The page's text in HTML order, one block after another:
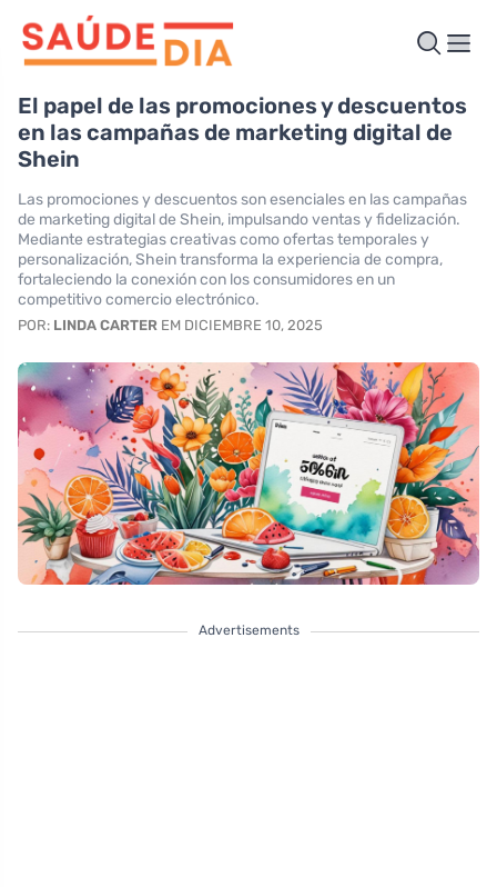
El papel de las promociones y descuentos
en las campañas de marketing digital de
Shein
Las promociones y descuentos son esenciales en las campañas
de marketing digital de Shein, impulsando ventas y fidelización.
Mediante estrategias creativas como ofertas temporales y
personalización, Shein transforma la experiencia de compra,
fortaleciendo la conexión con los consumidores en un
competitivo comercio electrónico.
POR: LINDA CARTER EM DICIEMBRE 10, 2025
Advertisements